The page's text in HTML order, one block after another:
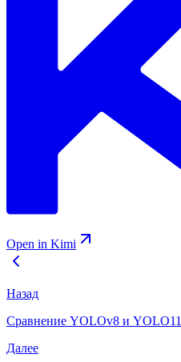
Open in Kimi
Назад
Сравнение YOLOv8 и YOLO11
Далее